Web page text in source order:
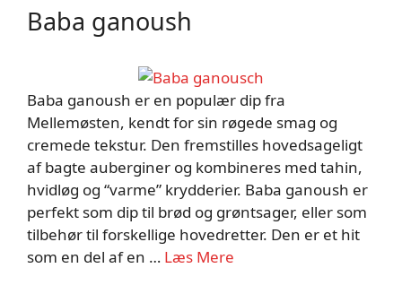
Baba ganoush
Baba ganoush er en populær dip fra
Mellemøsten, kendt for sin røgede smag og
cremede tekstur. Den fremstilles hovedsageligt
af bagte auberginer og kombineres med tahin,
hvidløg og “varme” krydderier. Baba ganoush er
perfekt som dip til brød og grøntsager, eller som
tilbehør til forskellige hovedretter. Den er et hit
som en del af en … Læs Mere